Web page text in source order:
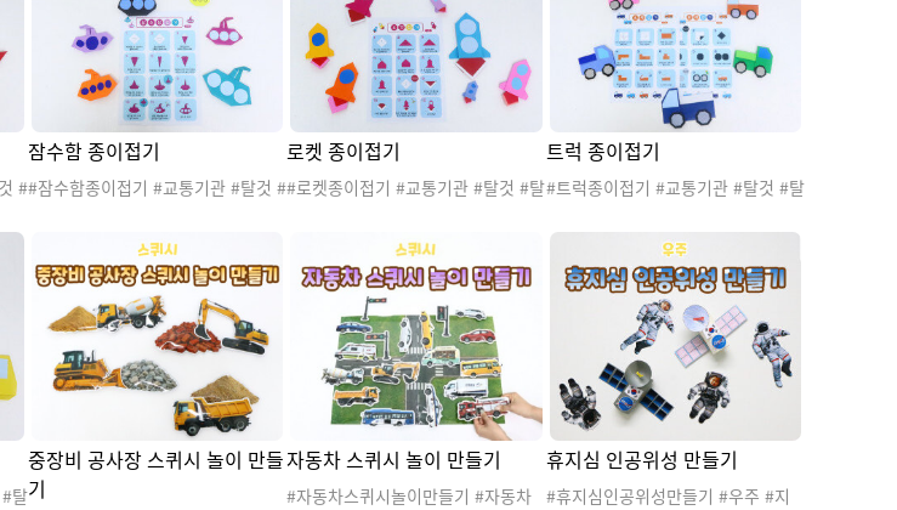
기 #20260802주유소놀이
#
잠수함 종이접기
#잠수함종이접기 #교통기관 #탈것 #
기 #교통기관게시판 #교통기관환경
판 #교통기관프로젝트 #교통기관종
이접기 #게시판꾸미기 #환경판꾸미
기 #종이접기 #색종이접기 #소근육
발달 #여름 #20260801교통기관활
동 #20260801교통기관미술활동
로켓 종이접기
#로켓종이접기 #교통기관 #탈것 #탈
#교통기관게시판 #교통기관환경판
#교통기관프로젝트 #교통기관종이
접기 #게시판꾸미기 #환경판꾸미기
#종이접기 #색종이접기 #소근육발
달 #20260801교통기관활동 #2026
0801교통기관미술활동
트럭 종이접기
#트럭종이접기 #교통기관 #탈것 #탈
이 #교통기관활동 #교통기관꾸미기
#교통기관게시판 #교통기관환경판
#교통기관프로젝트 #교통기관종이
접기 #게시판꾸미기 #환경판꾸미기
#종이접기 #색종이접기 #소근육발
달 #20260801교통기관활동 #2026
0801교통기관미술활동
탈
중장비 공사장 스퀴시 놀이 만들
기
자동차 스퀴시 놀이 만들기
#자동차스퀴시놀이만들기 #자동차
휴지심 인공위성 만들기
#휴지심인공위성만들기 #우주 #지